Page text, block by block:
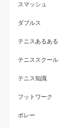
スマッシュ
ダブルス
テニスあるある
テニススクール
テニス知識
フットワーク
ボレー